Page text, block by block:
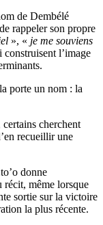
de Dembélé
rappeler son propre
», « je me souviens
l’image
porte un nom : la
cherchent
recueillir une
donne
récit, même lorsque
sortie sur la victoire
la plus récente.